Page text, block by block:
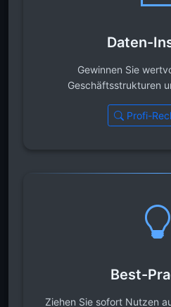
Daten-
Gewinnen Sie
Geschäftsstrukturen
Profi-
Best-
Ziehen Sie sofort Nutzen